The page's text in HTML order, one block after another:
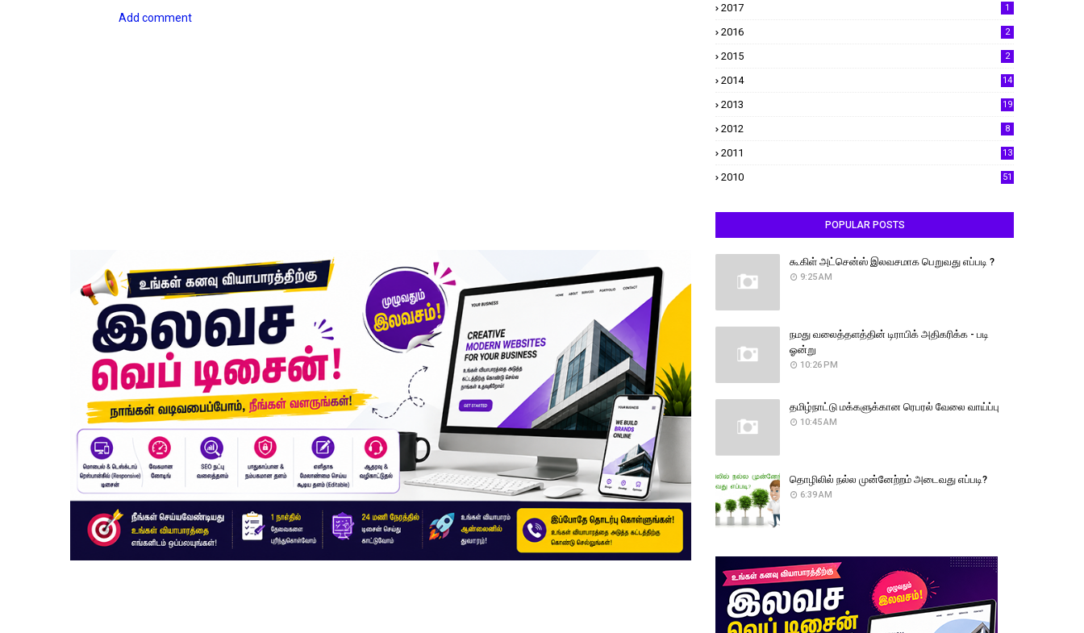
Add comment
2017 1
2016 2
2015 2
2014 14
2013 19
2012 8
2011 13
2010 51
POPULAR POSTS
கூகிள் அட்சென்ஸ் இலவசமாக பெறுவது எப்படி ?
9:25 AM
நமது வலைத்தளத்தின் டிராபிக் அதிகரிக்க - படி
ஓன்று
10:26 PM
தமிழ்நாட்டு மக்களுக்கான ரெபரல் வேலை வாய்ப்பு
10:45 AM
தொழிலில் நல்ல முன்னேற்றம் அடைவது எப்படி?
6:39 AM